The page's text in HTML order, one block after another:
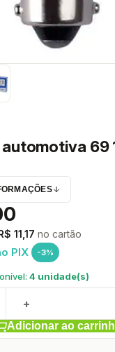
automotiva 69
11,17 no cartão
PIX -3%
4 unidade(s)
+
Adicionar ao